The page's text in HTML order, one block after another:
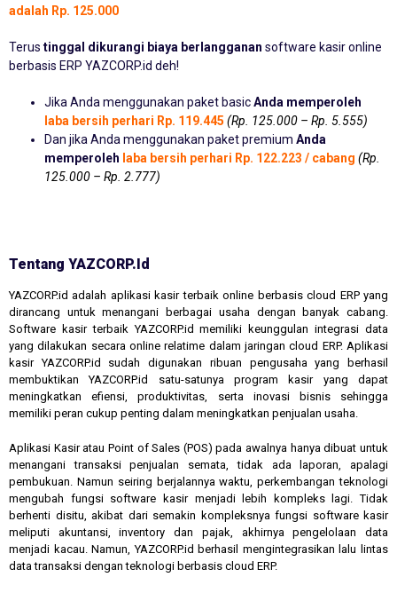
adalah Rp. 125.000
Terus tinggal dikurangi biaya berlangganan software kasir online
berbasis ERP YAZCORP.id deh!
Jika Anda menggunakan paket basicAnda memperoleh
laba bersih perhari Rp. 119.445 (Rp. 125.000 – Rp. 5.555)
Dan jika Anda menggunakan paket premium Anda
memperoleh laba bersih perhari Rp. 122.223 / cabang (Rp.
125.000 – Rp. 2.777)
Tentang YAZCORP.id
YAZCORP.id adalah aplikasi kasir terbaik online berbasis cloud ERP yang
dirancang untuk menangani berbagai usaha dengan banyak cabang.
Software kasir terbaik YAZCORP.id memiliki keunggulan integrasi data
yang dilakukan secara online relatime dalam jaringan cloud ERP. Aplikasi
kasir YAZCORP.id sudah digunakan ribuan pengusaha yang berhasil
membuktikan YAZCORP.id satu-satunya program kasir yang dapat
meningkatkan efiensi, produktivitas, serta inovasi bisnis sehingga
memiliki peran cukup penting dalam meningkatkan penjualan usaha.
Aplikasi Kasir atau Point of Sales (POS) pada awalnya hanya dibuat untuk
menangani transaksi penjualan semata, tidak ada laporan, apalagi
pembukuan. Namun seiring berjalannya waktu, perkembangan teknologi
mengubah fungsi software kasir menjadi lebih kompleks lagi. Tidak
berhenti disitu, akibat dari semakin kompleksnya fungsi software kasir
meliputi akuntansi, inventory dan pajak, akhirnya pengelolaan data
menjadi kacau. Namun, YAZCORP.id berhasil mengintegrasikan lalu lintas
data transaksi dengan teknologi berbasis cloud ERP.